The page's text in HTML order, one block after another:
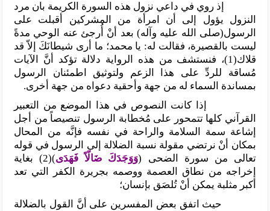
إذ روي في داعي نزول هذه السورة الكريمة بان مرد
النزول يؤول إلى أن امرأة من المشركين أقبلت على
الرسول(صلى الله عليه وآله) بعد أنْ أُرجئ عنه الوحي مدةً
ليست بالقصيرة، فقالت له: يا محمد؛ ما أرى شيطانَكَ إلاّ قد
قلاك(1)، فنستشف من هذه الرواية دلالة تؤكد أنَّ الآيات
مُساقة للردِّ على هذا الزعم ولتوثيق اطمئنان الرسول
بمساندة السماء له من جهة وأحقية دعواه من جهة أخرى.
إذا كانت النصوص في هذا الموضع من التعبير
القرآني كلها تتمحور على مُخطابة الرسول تنصيصاً من أجل
إشاعة سمة السلامة والراحة في نفسه فإنَّه من المحال
بمكان أنْ نرتضي مقولة نسبة الضلالة إلى الرسول في قوله
تعالى من سورة الضحى (وَوَجَدَكَ ضَالّاً فَهَدَى
)(2) بغاية
إخراجه من نطاق العصمة ووصمه بجريرة الكفر التي تعد
أكبر مثلبة يمكن أنْ تُلصَق بإنسان؛
حيث اتفق بعض المفسرين على أنَّ القول بالضلالة